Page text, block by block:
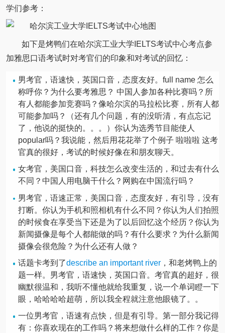
学们参考：
如下是烤鸭们在哈尔滨工业大学IELTS考试中心考点参
加雅思口语考试时对考官们的印象和对考试的回忆：
男考官，语速快，英国口音，态度友好。full name 怎么
称呼你？为什么要考雅思？ 中国人参加各种比赛吗？所
有人都能参加竞赛吗？像哈尔滨的马拉松比赛，所有人都
可能参加吗？（还有几个问题，有的没听清，有点忘记
了，他说的挺快的。。。）你认为选秀节目能使人
popular吗？我说能，然后用花花举了个例子 啦啦啦 这考
官真的很好，考试的时候好像在和朋友聊天。
女考官，美国口音，科技怎么改变生活的，和过去有什么
不同？中国人用电脑干什么？网购在中国流行吗？
男考官，语速正常，美国口音，态度友好，有引导，没有
打断。你认为手机和照相机有什么不同？你认为人们拍照
的时候食在享受当下还是为了以后回忆这个经历？你认为
新闻摄像是每个人都能做的吗？有什么要求？为什么新闻
摄像会很危险？为什么还有人做？
话题卡考到了describe an important river ，和老烤鸭上的
题一样。男考官，语速快，英国口音。考官真的超好，很
幽默很温和，我听不懂他就给我重复，说一个单词瞪一下
眼，哈哈哈哈超萌，所以我全程就注意他眼镜了。。
一位男考官，语速有点快，但是有引导。第一部分我记得
有：你喜欢现在的工作吗？将来想做什么样的工作？你是